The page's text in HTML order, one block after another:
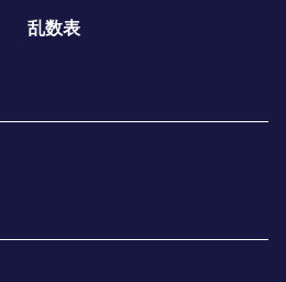
乱数表